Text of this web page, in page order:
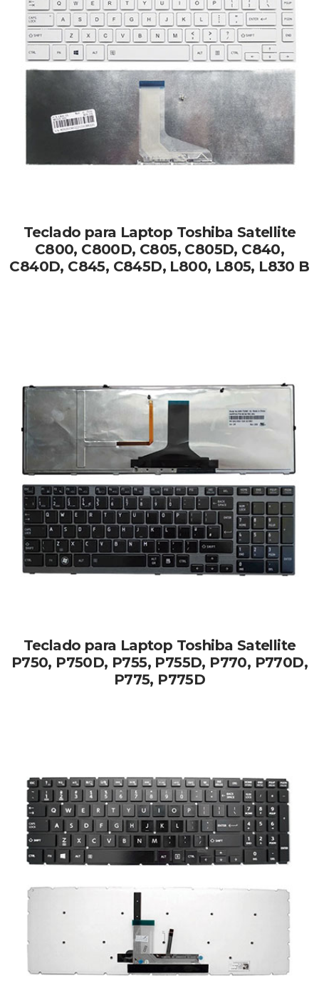
Teclado para Laptop Toshiba Satellite
C800, C800D, C805, C805D, C840,
C840D, C845, C845D, L800, L805, L830 B
Teclado para Laptop Toshiba Satellite
P750, P750D, P755, P755D, P770, P770D,
P775, P775D